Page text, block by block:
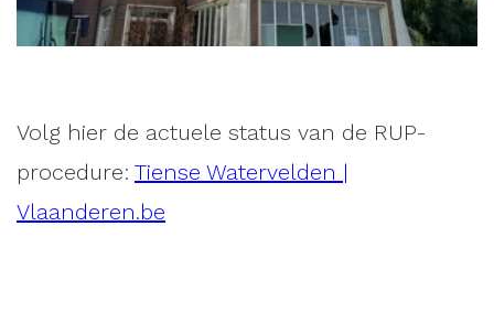
Volg hier de actuele status van de RUP-
procedure: Tiense Watervelden |
Vlaanderen.be